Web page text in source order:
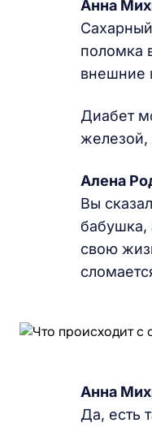
Анна
поломка
внешние
Диабет
железой,
Алена
Вы
бабушка,
свою
Анна
Да, есть